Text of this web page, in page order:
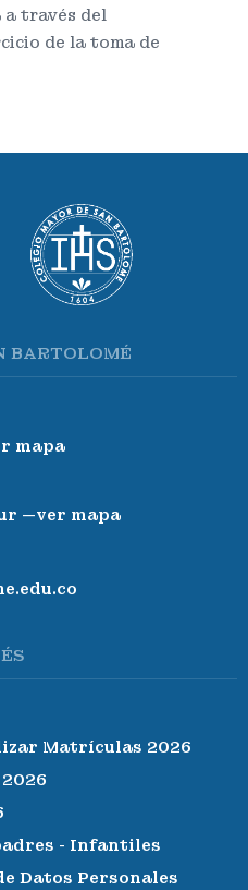
través del
de la toma de
BARTOLOMÉ
mapa
—ver mapa
Matrículas 2026
- Infantiles
Datos Personales